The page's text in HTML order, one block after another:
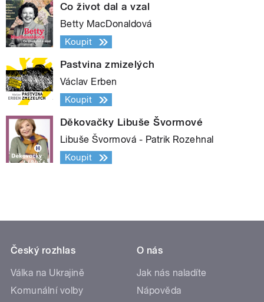
Co život dal a vzal
Betty MacDonaldová
Koupit
Pastvina zmizelých
Václav Erben
Koupit
Děkovačky Libuše Švormové
Libuše Švormová - Patrik Rozehnal
Koupit
Český rozhlas
Válka na Ukrajině
Komunální volby
O nás
Jak nás naladíte
Nápověda